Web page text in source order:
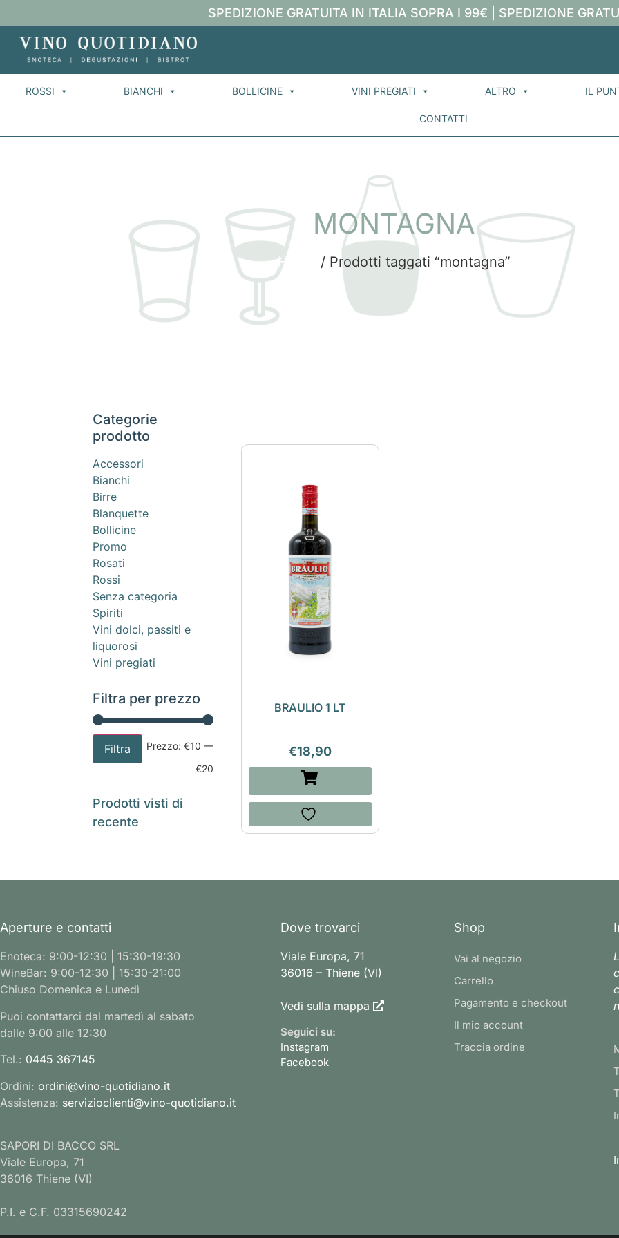
SPEDIZIONE GRATUITA IN ITALIA SOPRA I 99€ | SPEDIZIONE
ROSSI BIANCHI BOLLICINE VINI PREGIATI ALTRO IL
CONTATTI
MONTAGNA
Home / Prodotti taggati “montagna”
Categorie
prodotto
Accessori
Bianchi
Birre
Blanquette
Bollicine
Promo
Rosati
Rossi
Senza categoria
Spiriti
Vini dolci, passiti e
liquorosi
Vini pregiati
Filtra per prezzo
Filtra Prezzo:€10 —
€20
Prodotti visti di
recente
BRAULIO 1 LT
€18,90
Aperture e contatti
Enoteca: 9:00-12:30 | 15:30-19:30
WineBar: 9:00-12:30 | 15:30-21:00
Chiuso Domenica e Lunedì
Puoi contattarci dal martedì al sabato
dalle 9:00 alle 12:30
Tel.: 0445 367145
Ordini: ordini@vino-quotidiano.it
Assistenza: servizioclienti@vino-quotidiano.it
SAPORI DI BACCO SRL
Viale Europa, 71
36016 Thiene (VI)
P.I. e C.F. 03315690242
Dove trovarci
Viale Europa, 71
36016 – Thiene (VI)
Vedi sulla mappa
Seguici su:
Instagram
Facebook
Shop
Vai al negozio
Carrello
Pagamento e checkout
Il mio account
Traccia ordine